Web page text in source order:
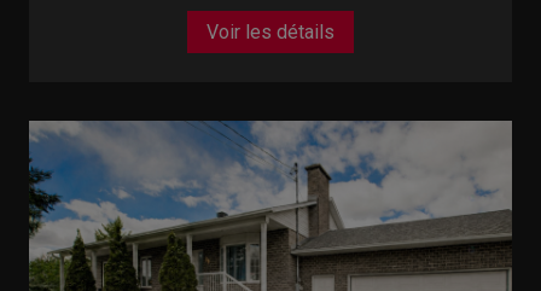
Voir les détails